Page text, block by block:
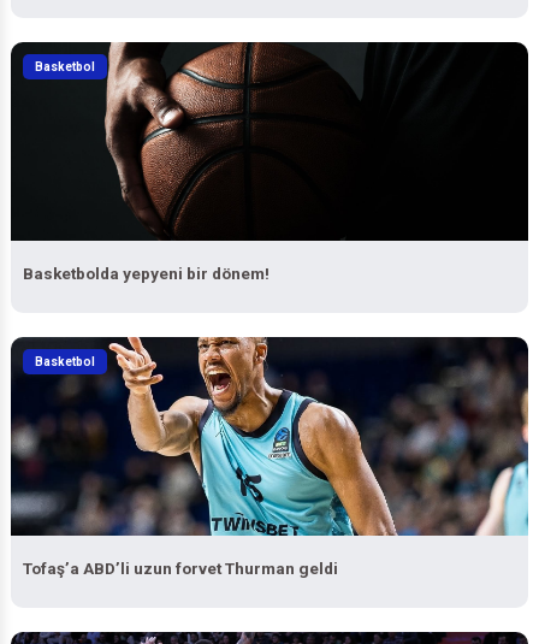
Basketbol
Basketbolda yepyeni bir dönem!
Basketbol
Tofaş’a ABD’li uzun forvet Thurman geldi